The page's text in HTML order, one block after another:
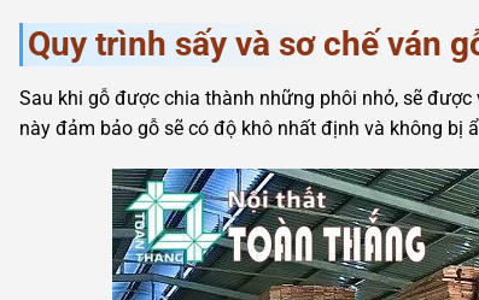
Quy trình sấy và sơ chế ván
Sau khi gỗ được chia thành những phôi nhỏ, sẽ
này đảm bảo gỗ sẽ có độ khô nhất định và không bị